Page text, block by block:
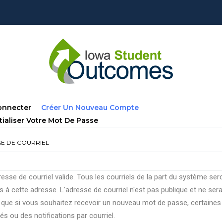
Créer Un Nouveau Compte
Votre Mot De Passe
DE COURRIEL
de courriel valide. Tous les courriels de la part du système
à cette adresse. L'adresse de courriel n'est pas publique et ne sera
si vous souhaitez recevoir un nouveau mot de passe, certaines
ou des notifications par courriel.